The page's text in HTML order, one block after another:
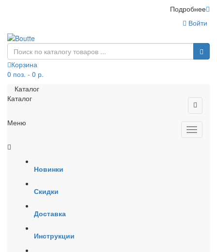
Подробнее
Войти
Корзина
0 поз. - 0 р.
Каталог
Каталог
Меню
Новинки
Скидки
Доставка
Инструкции